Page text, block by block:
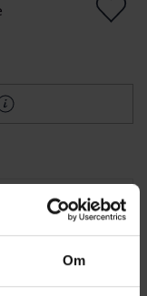
Om
der kombinerer
Apex Short